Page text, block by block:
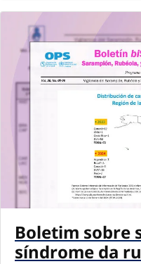
Boletim sobre
síndrome da